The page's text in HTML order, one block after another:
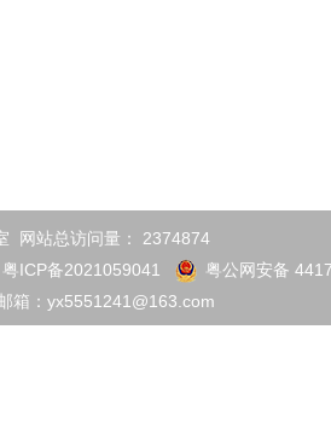
网站总访问量： 2374874
粤ICP备2021059041
粤公网安备
箱：yx5551241@163.com